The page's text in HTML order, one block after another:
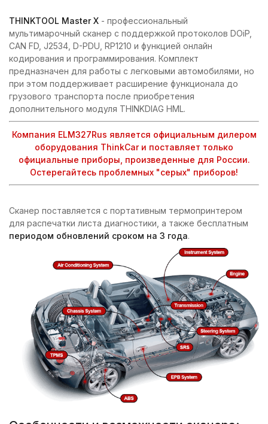
THINKTOOL Master X - профессиональный
мультимарочный сканер с поддержкой протоколов DOiP,
CAN FD, J2534, D-PDU, RP1210 и функцией онлайн
кодирования и программирования. Комплект
предназначен для работы с легковыми автомобилями, но
при этом поддерживает расширение функционала до
грузового транспорта после приобретения
дополнительного модуля THINKDIAG HML.
Компания ELM327Rus является официальным дилером
оборудования ThinkCar и поставляет только
официальные приборы, произведенные для России.
Остерегайтесь проблемных "серых" приборов!
Сканер поставляется с портативным термопринтером
для распечатки листа диагностики, а также бесплатным
периодом обновлений сроком на 3 года.